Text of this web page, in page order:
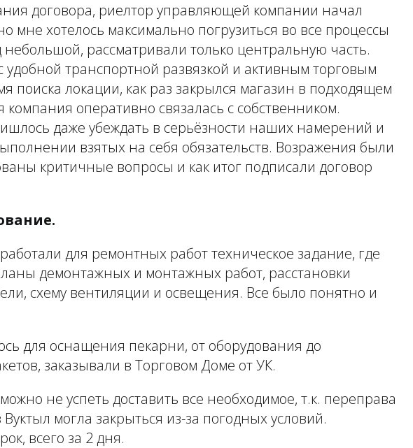
договора, риелтор управляющей компании начал
мне хотелось максимально погрузиться во все процессы
небольшой, рассматривали только центральную часть.
транспортной развязкой и активным торговым
поиска локации, как раз закрылся магазин в подходящем
оперативно связалась с собственником.
даже убеждать в серьёзности наших намерений и
взятых на себя обязательств. Возражения были
критичные вопросы и как итог подписали договор
для ремонтных работ техническое задание, где
демонтажных и монтажных работ, расстановки
схему вентиляции и освещения. Все было понятно и
для оснащения пекарни, от оборудования до
заказывали в Торговом Доме от УК.
не успеть доставить все необходимое, т.к. переправа
могла закрыться из-за погодных условий.
всего за 2 дня.